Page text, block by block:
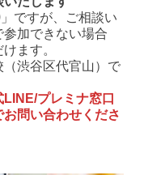
ですが、ご相談い
加できない場合
ます。
渋谷区代官山）で
プレミナ窓口
問い合わせくださ